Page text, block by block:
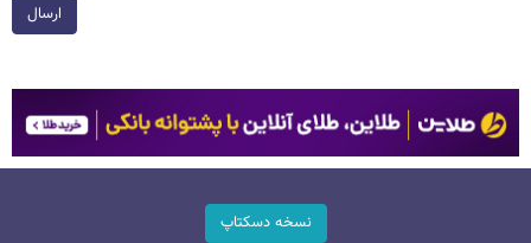
ارسال
نسخه دسکتاپ